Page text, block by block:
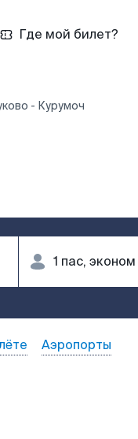
Где мой билет?
- Курумоч
Аэропорты